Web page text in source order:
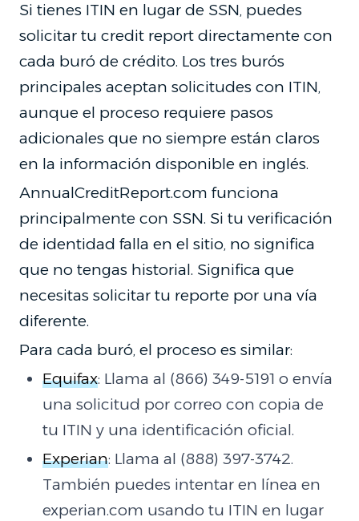
Si tienes ITIN en lugar de SSN, puedes
solicitar tu credit report directamente con
cada buró de crédito. Los tres burós
principales aceptan solicitudes con ITIN,
aunque el proceso requiere pasos
adicionales que no siempre están claros
en la información disponible en inglés.
AnnualCreditReport.com funciona
principalmente con SSN. Si tu verificación
de identidad falla en el sitio, no significa
que no tengas historial. Significa que
necesitas solicitar tu reporte por una vía
diferente.
Para cada buró, el proceso es similar:
Equifax: Llama al (866) 349-5191 o envía
una solicitud por correo con copia de
tu ITIN y una identificación oficial.
Experian: Llama al (888) 397-3742.
También puedes intentar en línea en
experian.com usando tu ITIN en lugar